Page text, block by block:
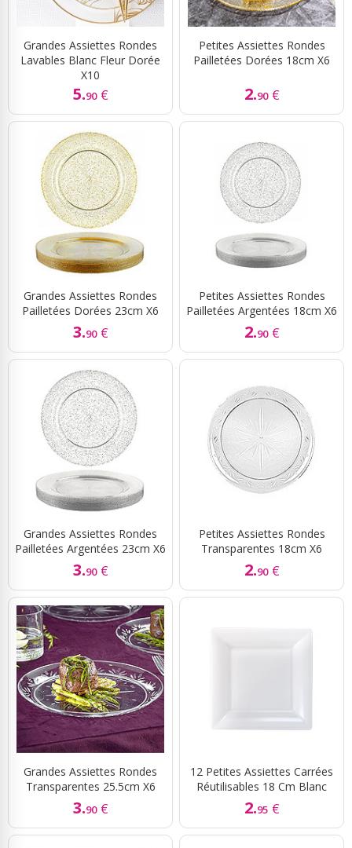
Grandes Assiettes Rondes
Lavables Blanc Fleur Dorée
X10
5.90 €
Petites Assiettes Rondes
Pailletées Dorées 18cm X6
2.90 €
Grandes Assiettes Rondes
Pailletées Dorées 23cm X6
3.90 €
Petites Assiettes Rondes
Pailletées Argentées 18cm X6
2.90 €
Grandes Assiettes Rondes
Pailletées Argentées 23cm X6
3.90 €
Petites Assiettes Rondes
Transparentes 18cm X6
2.90 €
Grandes Assiettes Rondes
Transparentes 25.5cm X6
3.90 €
12 Petites Assiettes Carrées
Réutilisables 18 Cm Blanc
2.95 €